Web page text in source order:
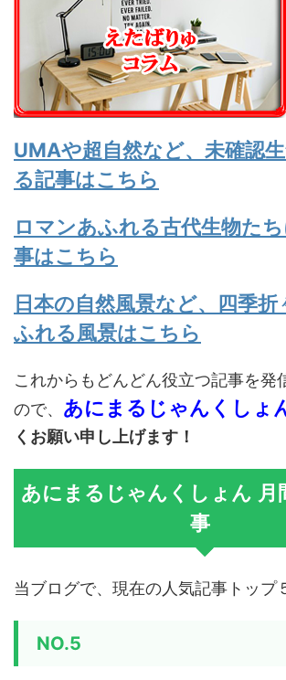
UMAや超自然など、未確認
る記事はこちら
ロマンあふれる古代生物た
事はこちら
日本の自然風景など、四季折
ふれる風景はこちら
これからもどんどん役立つ記事を発
ので、 あにまるじゃんくしょ
くお願い申し上げます！
あにまるじゃんくしょん 月
事
当ブログで、現在の人気記事トップ
NO.5